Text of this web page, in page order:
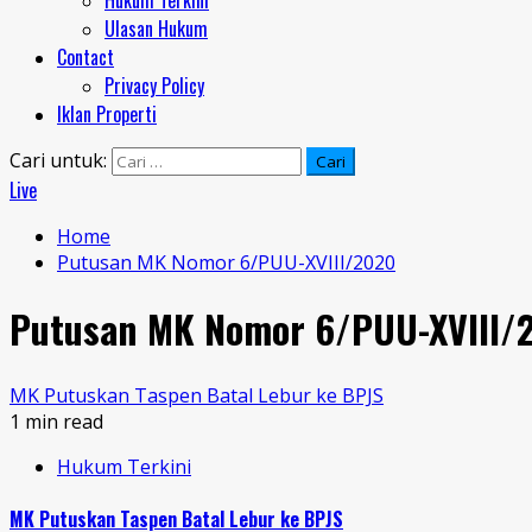
Ulasan Hukum
Contact
Privacy Policy
Iklan Properti
Cari untuk:
Live
Home
Putusan MK Nomor 6/PUU-XVIII/2020
Putusan MK Nomor 6/PUU-
MK Putuskan Taspen Batal Lebur ke BPJS
1 min read
Hukum Terkini
MK Putuskan Taspen Batal Lebur ke BPJS